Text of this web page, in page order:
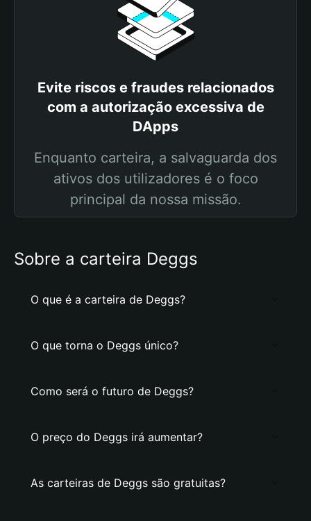
Evite riscos e fraudes relacionados
com a autorização excessiva de
DApps
Enquanto carteira, a salvaguarda dos
ativos dos utilizadores é o foco
principal da nossa missão.
Sobre a carteira Deggs
O que é a carteira de Deggs?
O que torna o Deggs único?
Como será o futuro de Deggs?
O preço do Deggs irá aumentar?
As carteiras de Deggs são gratuitas?